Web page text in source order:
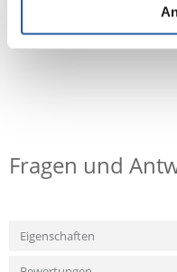
Fragen und
Eigenschaften